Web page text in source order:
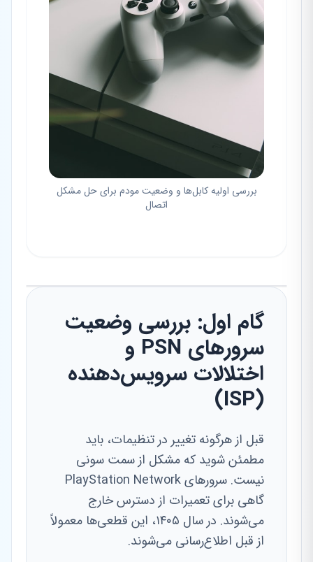
بررسی اولیه کابل‌ها و وضعیت مودم برای حل مشکل
اتصال
گام اول: بررسی وضعیت
سرورهای PSN و
اختلالات سرویس‌دهنده
(ISP)
قبل از هرگونه تغییر در تنظیمات، باید
مطمئن شوید که مشکل از سمت سونی
نیست. سرورهای PlayStation Network
گاهی برای تعمیرات از دسترس خارج
می‌شوند. در سال ۱۴۰۵، این قطعی‌ها معمولاً
از قبل اطلاع‌رسانی می‌شوند.